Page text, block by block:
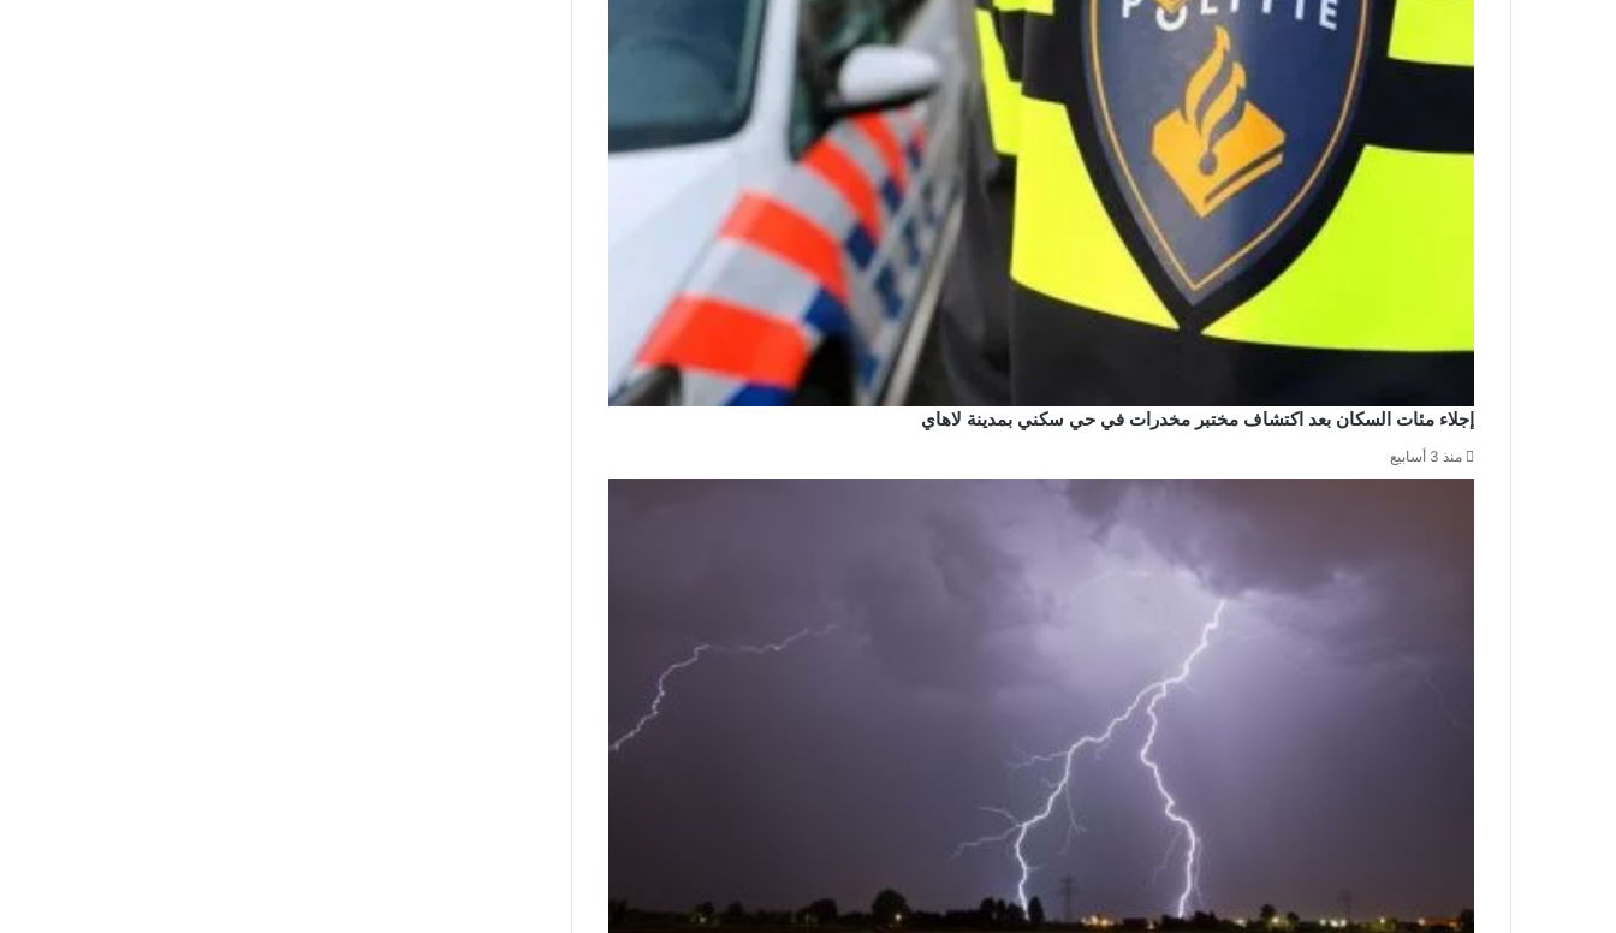
إجلاء مئات السكان بعد اكتشاف مختبر مخدرات في حي سكني بمدينة لاهاي
منذ 3 أسابيع